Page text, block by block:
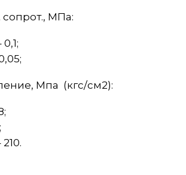
МПа:
Мпа (кгс/см2):